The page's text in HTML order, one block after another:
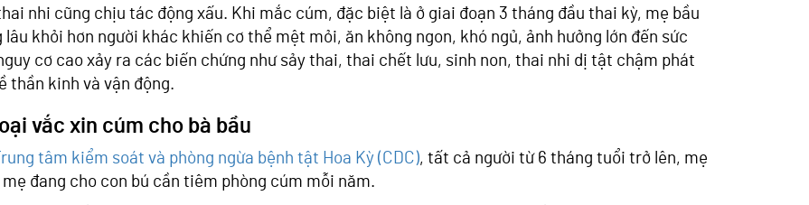
nhi cũng chịu tác động xấu. Khi mắc cúm, đặc biệt là ở giai đoạn 3 tháng đầu thai kỳ, mẹ bầu
lâu khỏi hơn người khác khiến cơ thể mệt mỏi, ăn không ngon, khó ngủ, ảnh hưởng lớn đến sức
cơ cao xảy ra các biến chứng như sảy thai, thai chết lưu, sinh non, thai nhi dị tật chậm phát
thần kinh và vận động.
vắc xin cúm cho bà bầu
Trung tâm kiểm soát và phòng ngừa bệnh tật Hoa Kỳ (CDC), tất cả người từ 6 tháng tuổi trở lên, mẹ
mẹ đang cho con bú cần tiêm phòng cúm mỗi năm.